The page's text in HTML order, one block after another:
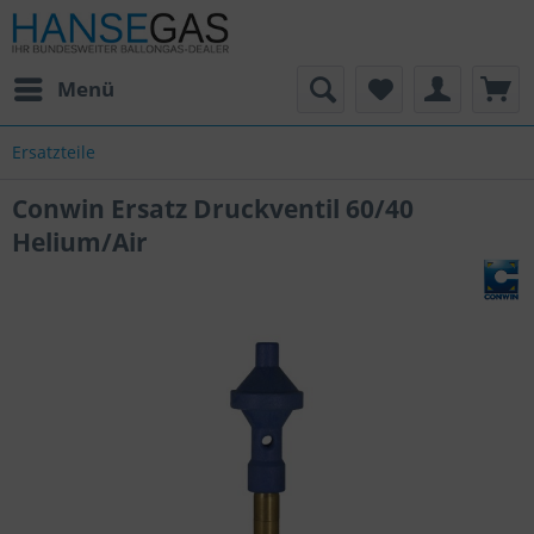
Menü
Ersatzteile
Conwin Ersatz Druckventil 60/40
Helium/Air